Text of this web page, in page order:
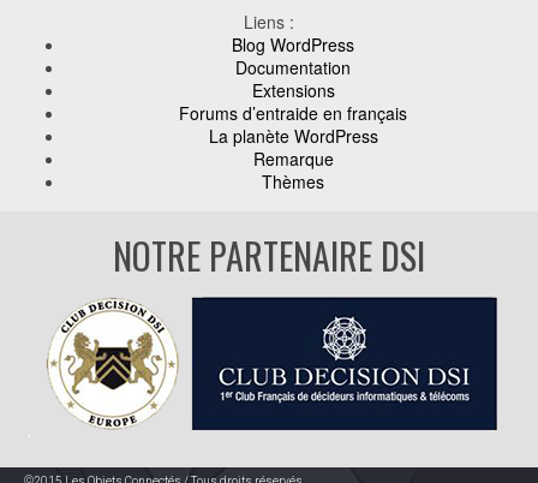
Liens :
Blog WordPress
Documentation
Extensions
Forums d’entraide en français
La planète WordPress
Remarque
Thèmes
NOTRE PARTENAIRE DSI